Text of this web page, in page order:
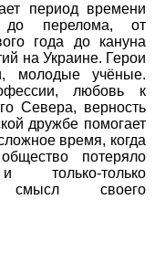
период времени
перелома, от
года до кануна
на Украине. Герои
молодые учёные.
любовь к
Севера, верность
дружбе помогает
время, когда
потеряло
только-только
смысл своего